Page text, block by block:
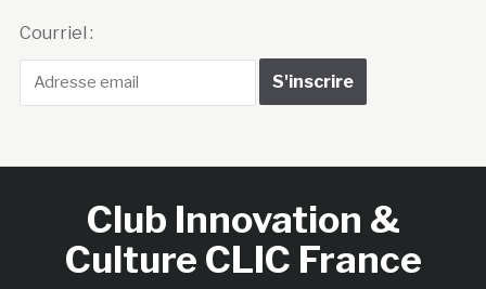
Courriel :
Club Innovation &
Culture CLIC France